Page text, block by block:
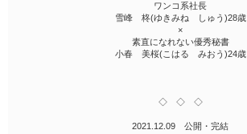
ワンコ系社長
雪峰 柊(ゆきみね しゅう)28歳
×
素直になれない優秀秘書
小春 美桜(こはる みおう)24歳
◇ ◇ ◇
2021.12.09 公開・完結